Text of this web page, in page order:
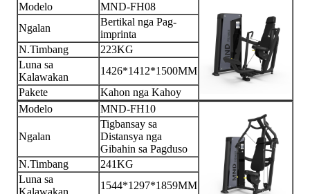
Modelo
MND-FH08
Ngalan
Bertikal nga Pag-
imprinta
N.Timbang
223KG
Luna sa
Kalawakan
1426*1412*1500MM
Pakete
Kahon nga Kahoy
Modelo
MND-FH10
Ngalan
Tigbansay sa
Distansya nga
Gibahin sa Pagduso
N.Timbang
241KG
Luna sa
Kalawakan
1544*1297*1859MM